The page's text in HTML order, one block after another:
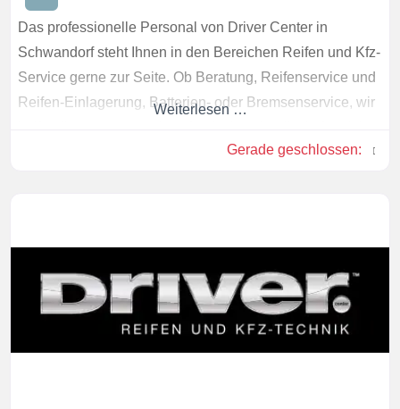
Das professionelle Personal von Driver Center in
Schwandorf steht Ihnen in den Bereichen Reifen und Kfz-
Service gerne zur Seite. Ob Beratung, Reifenservice und
Reifen-Einlagerung, Batterien- oder Bremsenservice, wir
Weiterlesen …
Gerade geschlossen: